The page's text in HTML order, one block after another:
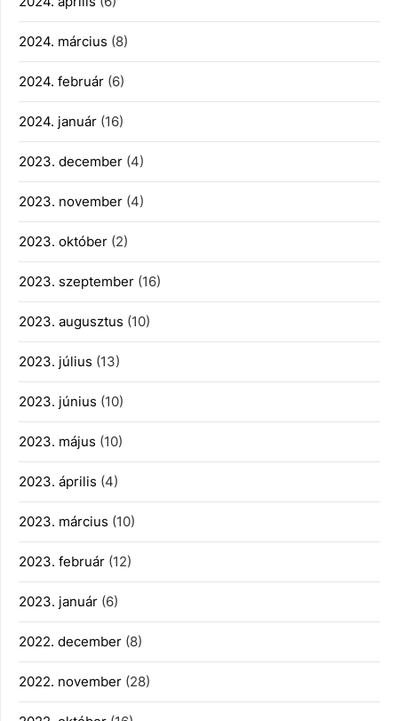
2024. március (8)
2024. február (6)
2024. január (16)
2023. december (4)
2023. november (4)
2023. október (2)
2023. szeptember (16)
2023. augusztus (10)
2023. július (13)
2023. június (10)
2023. május (10)
2023. április (4)
2023. március (10)
2023. február (12)
2023. január (6)
2022. december (8)
2022. november (28)